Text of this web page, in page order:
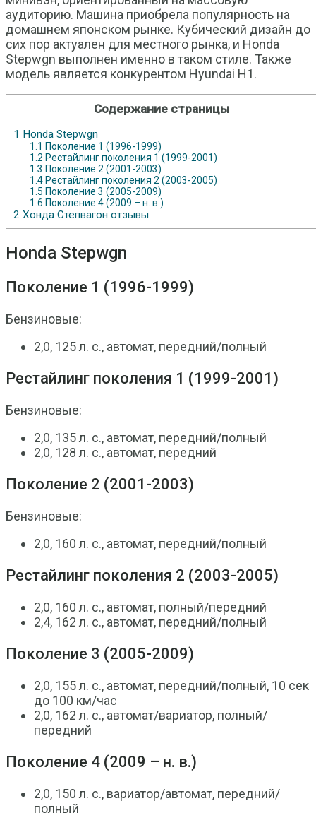
аудиторию. Машина приобрела популярность на
домашнем японском рынке. Кубический дизайн до
сих пор актуален для местного рынка, и Honda
Stepwgn выполнен именно в таком стиле. Также
модель является конкурентом Hyundai H1.
Содержание страницы
1 Honda Stepwgn
1.1 Поколение 1 (1996-1999)
1.2 Рестайлинг поколения 1 (1999-2001)
1.3 Поколение 2 (2001-2003)
1.4 Рестайлинг поколения 2 (2003-2005)
1.5 Поколение 3 (2005-2009)
1.6 Поколение 4 (2009 – н. в.)
2 Хонда Степвагон отзывы
Honda Stepwgn
Поколение 1 (1996-1999)
Бензиновые:
2,0, 125 л. с., автомат, передний/полный
Рестайлинг поколения 1 (1999-2001)
Бензиновые:
2,0, 135 л. с., автомат, передний/полный
2,0, 128 л. с., автомат, передний
Поколение 2 (2001-2003)
Бензиновые:
2,0, 160 л. с., автомат, передний/полный
Рестайлинг поколения 2 (2003-2005)
2,0, 160 л. с., автомат, полный/передний
2,4, 162 л. с., автомат, передний/полный
Поколение 3 (2005-2009)
2,0, 155 л. с., автомат, передний/полный, 10 сек
до 100 км/час
2,0, 162 л. с., автомат/вариатор, полный/
передний
Поколение 4 (2009 – н. в.)
2,0, 150 л. с., вариатор/автомат, передний/
полный